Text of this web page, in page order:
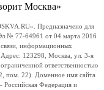
Москва»
Предназначено для
№ 77-64961 от 04 марта 2016
информационных
123298, Москва, ул. 3-я
ответственностью
пом. 22). Доменное имя сайта
Российская Федерация и